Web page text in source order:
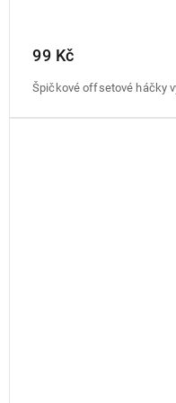
99 Kč
Špičkové offsetové háčky